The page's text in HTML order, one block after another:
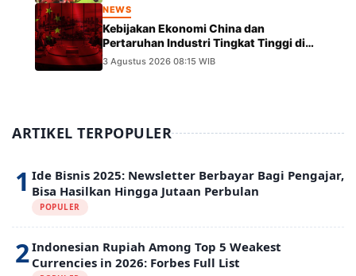
NEWS
Kebijakan Ekonomi China dan
Pertaruhan Industri Tingkat Tinggi di
Panggung Global
3 Agustus 2026 08:15 WIB
ARTIKEL TERPOPULER
1 Ide Bisnis 2025: Newsletter Berbayar Bagi Pengajar,
Bisa Hasilkan Hingga Jutaan Perbulan
POPULER
2Indonesian Rupiah Among Top 5 Weakest
Currencies in 2026: Forbes Full List